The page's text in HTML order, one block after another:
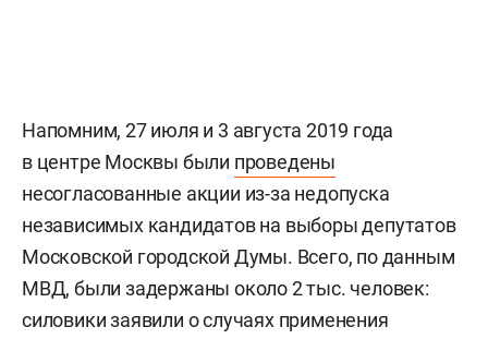
Напомним, 27 июля и 3 августа 2019 года
в центре Москвы были проведены
несогласованные акции из-за недопуска
независимых кандидатов на выборы депутатов
Московской городской Думы. Всего, по данным
МВД, были задержаны около 2 тыс. человек:
силовики заявили о случаях применения